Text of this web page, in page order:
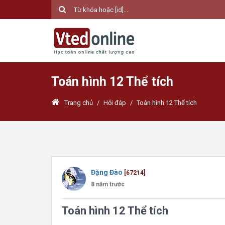
Toán hình 12 Thể tích
Trang chủ / Hỏi đáp / Toán hình 12 Thể tích
Đặng Đào
[67214]
8 năm trước
Toán hình 12 Thể tích